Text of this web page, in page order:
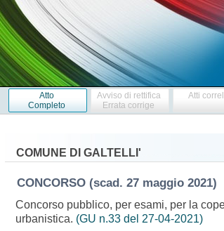
Atto
Completo
Avviso di rettifica
Errata corrige
Atti
COMUNE DI GALTELLI'
CONCORSO (scad. 27 maggio 2021)
Concorso pubblico, per esami, per la
urbanistica. (GU n.33 del 27-04-2021)